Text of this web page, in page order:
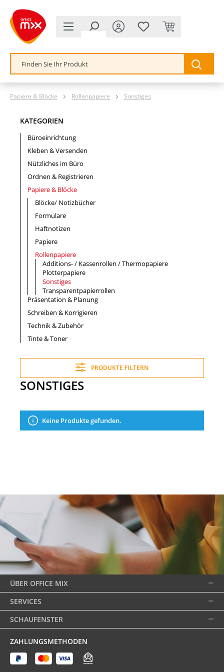
springen
Papiere & Blöcke Rollenpapiere Sonstiges
KATEGORIEN
Büroeinrichtung
Kleben & Versenden
Nützliches im Büro
Ordnen & Registrieren
Papiere & Blöcke
Blöcke/ Notizbücher
Formulare
Haftnotizen
Papiere
Rollenpapiere
Additions- / Kassenrollen / Thermopapiere
Plotterpapiere
Sonstiges
Transparentpapierrollen
Präsentation & Planung
Schreiben & Korrigieren
Technik & Zubehör
Tinte & Toner
PRODUKTE FILTERN
SONSTIGES
Keine Produkte gefunden.
ÜBER OFFICE MIX
SERVICES
SCHAUFENSTER
ZAHLUNGSMETHODEN